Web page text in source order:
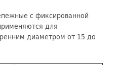
с фиксированной
для
диаметром от 15 до